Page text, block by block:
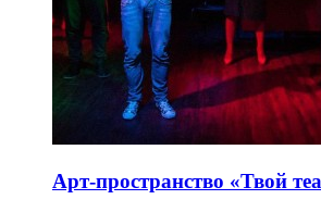
Арт-пространство «Твой